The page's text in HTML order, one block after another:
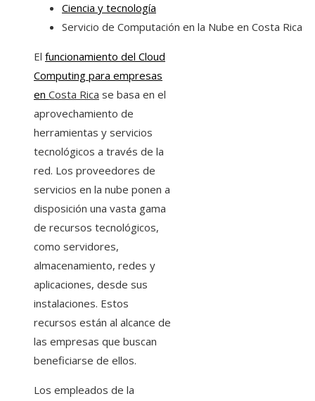
Ciencia y tecnología
Servicio de Computación en la Nube en Costa Rica
El funcionamiento del Cloud
Computing para empresas
en Costa Rica se basa en el
aprovechamiento de
herramientas y servicios
tecnológicos a través de la
red. Los proveedores de
servicios en la nube ponen a
disposición una vasta gama
de recursos tecnológicos,
como servidores,
almacenamiento, redes y
aplicaciones, desde sus
instalaciones. Estos
recursos están al alcance de
las empresas que buscan
beneficiarse de ellos.
Los empleados de la